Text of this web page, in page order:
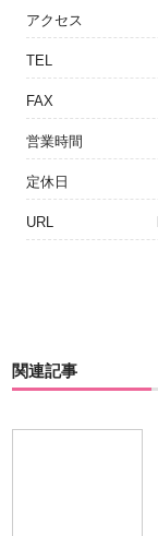
アクセス
TEL
FAX
営業時間
定休日
URL
関連記事